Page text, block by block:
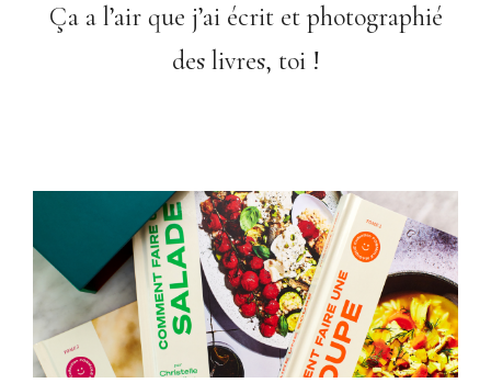
Ça a l’air que j’ai écrit et photographié
des livres, toi !